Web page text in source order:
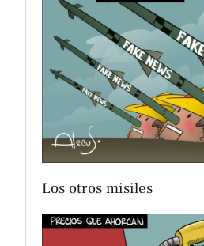
Los otros misiles